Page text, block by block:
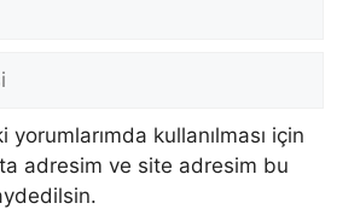
yorumlarımda kullanılması için
adresim ve site adresim bu